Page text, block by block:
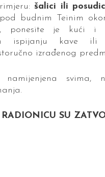
šalici ili
budnim Teinim
ponesite je kući i
ispijanju kave ili
izrađenog
namijenjena svima,
SU